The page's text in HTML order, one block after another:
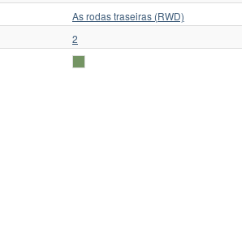
As rodas traseiras (RWD)
2